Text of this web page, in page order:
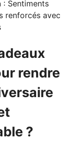
: Sentiments
renforcés avec
rendre
?